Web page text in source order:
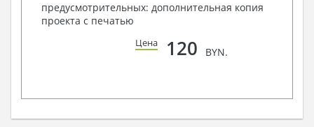
предусмотрительных: дополнительная копия
проекта с печатью
Цена 120 BYN.